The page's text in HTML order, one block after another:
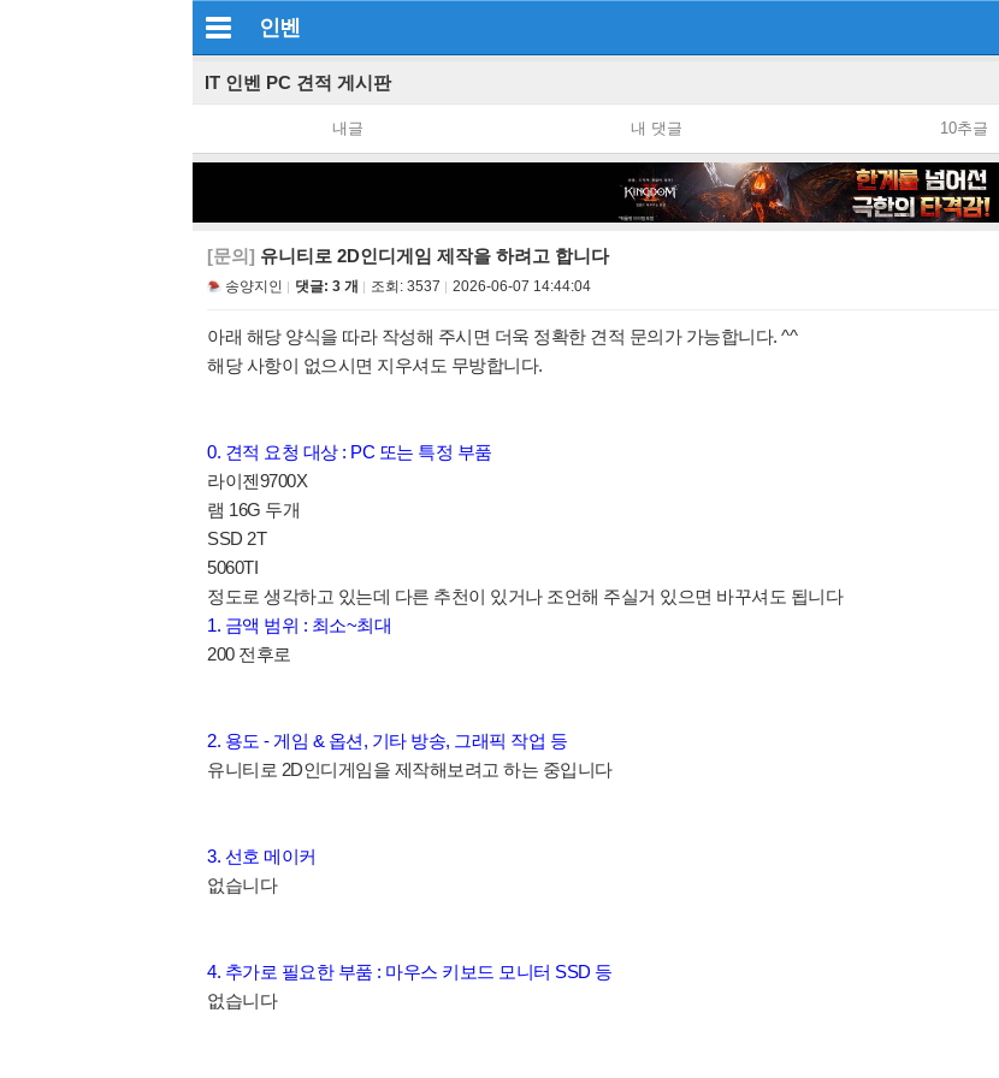
인벤
IT 인벤 PC 견적 게시판
내글 내 댓글 10추글
[문의] 유니티로 2D인디게임 제작을 하려고 합니다
송양지인 댓글: 3 개 조회: 3537 2026-06-07 14:44:04
아래 해당 양식을 따라 작성해 주시면 더욱 정확한 견적 문의가 가능합니다. ^^
해당 사항이 없으시면 지우셔도 무방합니다.
0. 견적 요청 대상 : PC 또는 특정 부품
라이젠9700X
램 16G 두개
SSD 2T
5060TI
정도로 생각하고 있는데 다른 추천이 있거나 조언해 주실거 있으면 바꾸셔도 됩니다
1. 금액 범위 : 최소~최대
200 전후로
2. 용도 - 게임 & 옵션, 기타 방송, 그래픽 작업 등
유니티로 2D인디게임을 제작해보려고 하는 중입니다
3. 선호 메이커
없습니다
4. 추가로 필요한 부품 : 마우스 키보드 모니터 SSD 등
없습니다